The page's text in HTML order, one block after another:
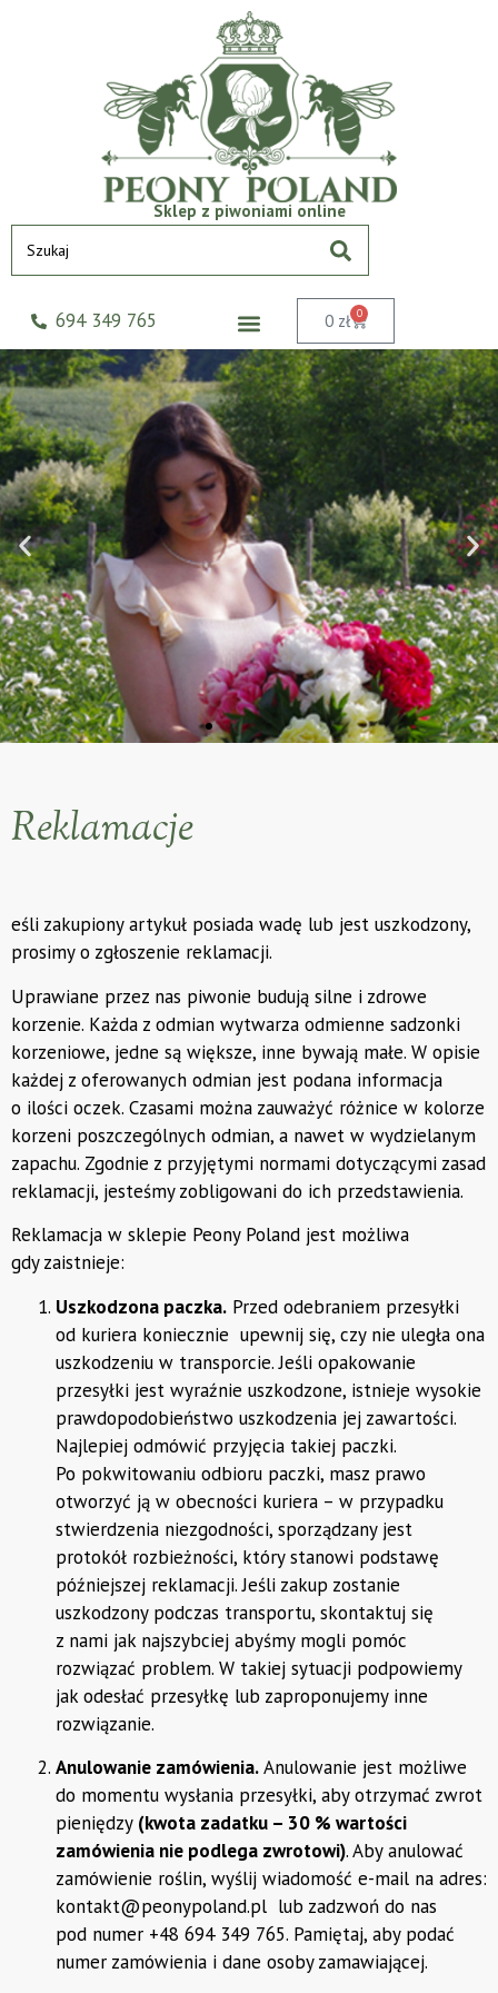
Sklep z piwoniami online
694 349 765 0 zł 0
Reklamacje
eśli zakupiony artykuł posiada wadę lub jest uszkodzony,
prosimy o zgłoszenie reklamacji.
Uprawiane przez nas piwonie budują silne i zdrowe
korzenie. Każda z odmian wytwarza odmienne sadzonki
korzeniowe, jedne są większe, inne bywają małe. W opisie
każdej z oferowanych odmian jest podana informacja
o ilości oczek. Czasami można zauważyć różnice w kolorze
korzeni poszczególnych odmian, a nawet w wydzielanym
zapachu. Zgodnie z przyjętymi normami dotyczącymi zasad
reklamacji, jesteśmy zobligowani do ich przedstawienia.
Reklamacja w sklepie Peony Poland jest możliwa
gdy zaistnieje:
Uszkodzona paczka. Przed odebraniem przesyłki
od kuriera koniecznie upewnij się, czy nie uległa ona
uszkodzeniu w transporcie. Jeśli opakowanie
przesyłki jest wyraźnie uszkodzone, istnieje wysokie
prawdopodobieństwo uszkodzenia jej zawartości.
Najlepiej odmówić przyjęcia takiej paczki.
Po pokwitowaniu odbioru paczki, masz prawo
otworzyć ją w obecności kuriera – w przypadku
stwierdzenia niezgodności, sporządzany jest
protokół rozbieżności, który stanowi podstawę
późniejszej reklamacji. Jeśli zakup zostanie
uszkodzony podczas transportu, skontaktuj się
z nami jak najszybciej abyśmy mogli pomóc
rozwiązać problem. W takiej sytuacji podpowiemy
jak odesłać przesyłkę lub zaproponujemy inne
rozwiązanie.
Anulowanie zamówienia.Anulowanie jest możliwe
do momentu wysłania przesyłki, aby otrzymać zwrot
pieniędzy (kwota zadatku – 30 % wartości
zamówienia nie podlega zwrotowi). Aby anulować
zamówienie roślin, wyślij wiadomość e-mail na adres:
kontakt@peonypoland.pl lub zadzwoń do nas
pod numer +48 694 349 765. Pamiętaj, aby podać
numer zamówienia i dane osoby zamawiającej.